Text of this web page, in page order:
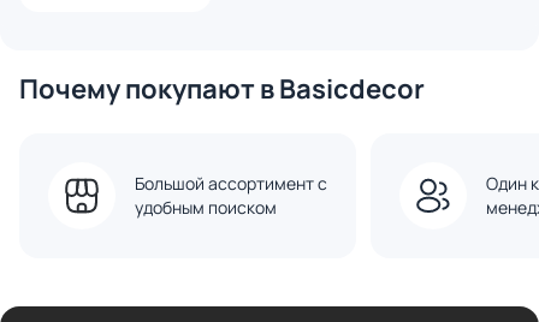
Почему покупают в Basicdecor
Большой ассортимент с
удобным поиском
Один